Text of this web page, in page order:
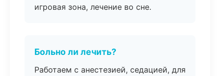
игровая зона, лечение во сне.
Больно ли лечить?
Работаем с анестезией, седацией, для